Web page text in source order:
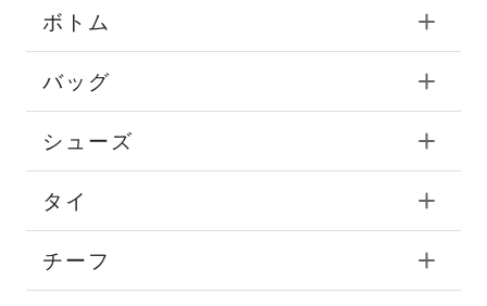
ボトム
バッグ
シューズ
タイ
チーフ